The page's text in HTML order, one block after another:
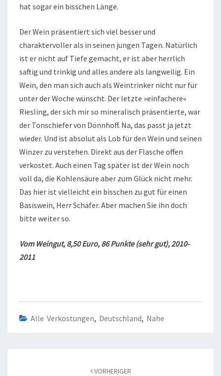
hat sogar ein bisschen Länge.
Der Wein präsentiert sich viel besser und
charaktervoller als in seinen jungen Tagen. Natürlich
ist er nicht auf Tiefe gemacht, er ist aber herrlich
saftig und trinkig und alles andere als langweilig. Ein
Wein, den man sich auch als Weintrinker nicht nur für
unter der Woche wünscht. Der letzte »einfachere«
Riesling, der sich mir so mineralisch präsentierte, war
der Tonschiefer von Dönnhoff. Na, das passt ja jetzt
wieder. Und ist absolut als Lob für den Wein und seinen
Winzer zu verstehen. Direkt aus der Flasche offen
verkostet. Auch einen Tag später ist der Wein noch
voll da, die Kohlensäure aber zum Glück nicht mehr.
Das hier ist vielleicht ein bisschen zu gut für einen
Basiswein, Herr Schäfer. Aber machen Sie ihn doch
bitte weiter so.
Vom Weingut, 8,50 Euro, 86 Punkte (sehr gut), 2010-
2011
Alle Verkostungen, Deutschland, Nahe
VORHERIGER